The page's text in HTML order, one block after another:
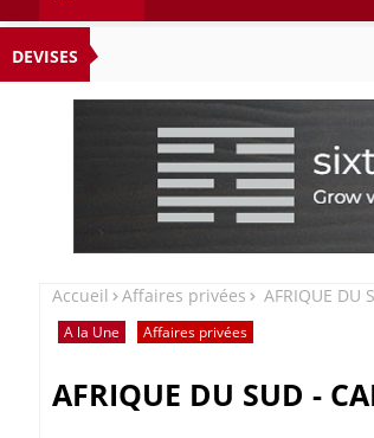
DEVISES
Accueil Affaires privées AFRIQUE DU
A la Une Affaires privées
AFRIQUE DU SUD -